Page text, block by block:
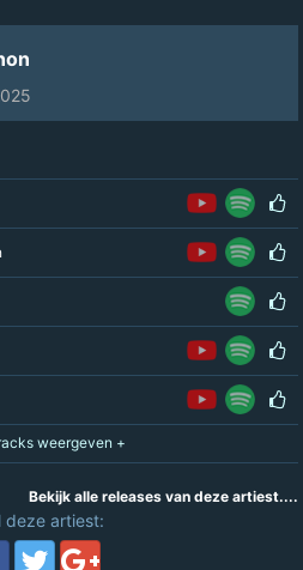
Bekijk alle releases van deze artiest....
deze artiest: